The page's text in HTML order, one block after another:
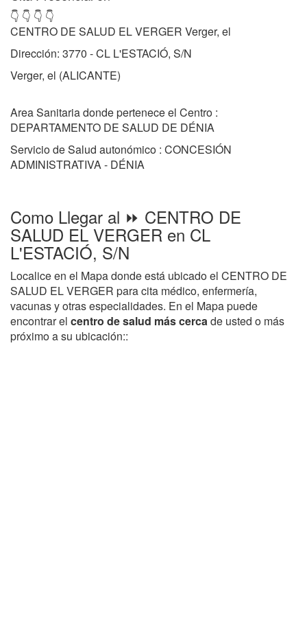
👇 👇 👇 👇
CENTRO DE SALUD EL VERGER Verger, el
Dirección: 3770 - CL L'ESTACIÓ, S/N
Verger, el (ALICANTE)
Area Sanitaria donde pertenece el Centro :
DEPARTAMENTO DE SALUD DE DÉNIA
Servicio de Salud autonómico : CONCESIÓN
ADMINISTRATIVA - DÉNIA
Como Llegar al ⏩ CENTRO DE
SALUD EL VERGER en CL
L'ESTACIÓ, S/N
Localice en el Mapa donde está ubicado el CENTRO DE
SALUD EL VERGER para cita médico, enfermería,
vacunas y otras especialidades. En el Mapa puede
encontrar el centro de salud más cercade usted o más
próximo a su ubicación::